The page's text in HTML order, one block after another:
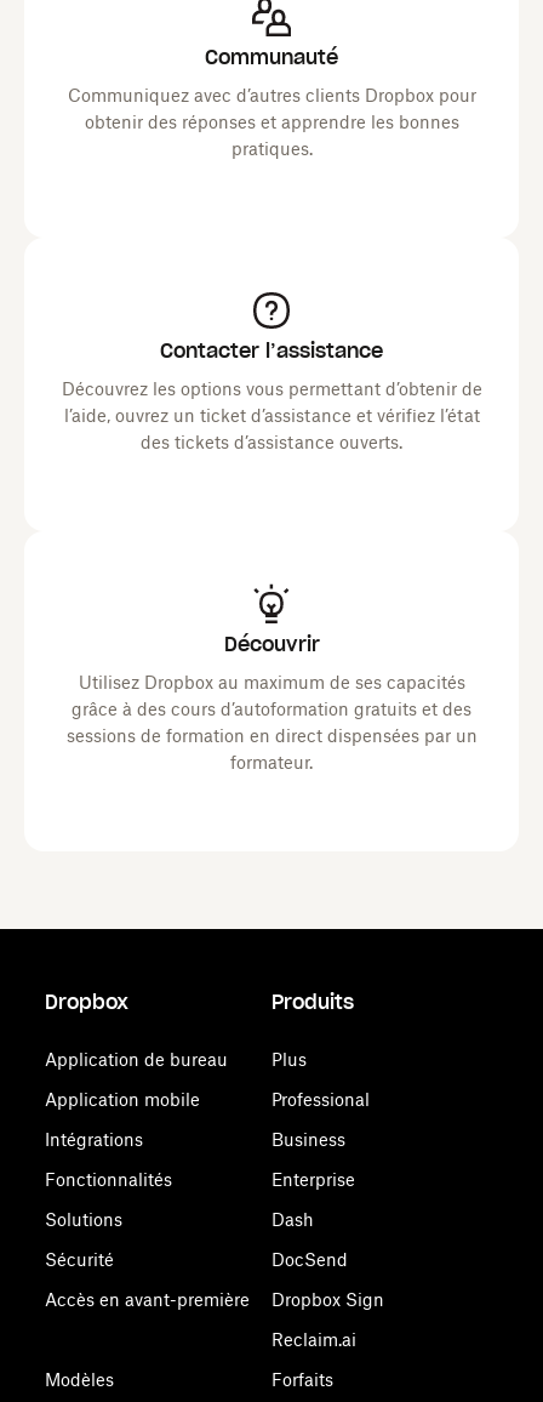
Communauté
Communiquez avec d’autres clients Dropbox pour
obtenir des réponses et apprendre les bonnes
pratiques.
Contacter l’assistance
Découvrez les options vous permettant d’obtenir de
l’aide, ouvrez un ticket d’assistance et vérifiez l’état
des tickets d’assistance ouverts.
Découvrir
Utilisez Dropbox au maximum de ses capacités
grâce à des cours d’autoformation gratuits et des
sessions de formation en direct dispensées par un
formateur.
Dropbox
Application de bureau
Application mobile
Intégrations
Fonctionnalités
Solutions
Sécurité
Accès en avant-première
Modèles
Produits
Plus
Professional
Business
Enterprise
Dash
DocSend
Dropbox Sign
Reclaim.ai
Forfaits